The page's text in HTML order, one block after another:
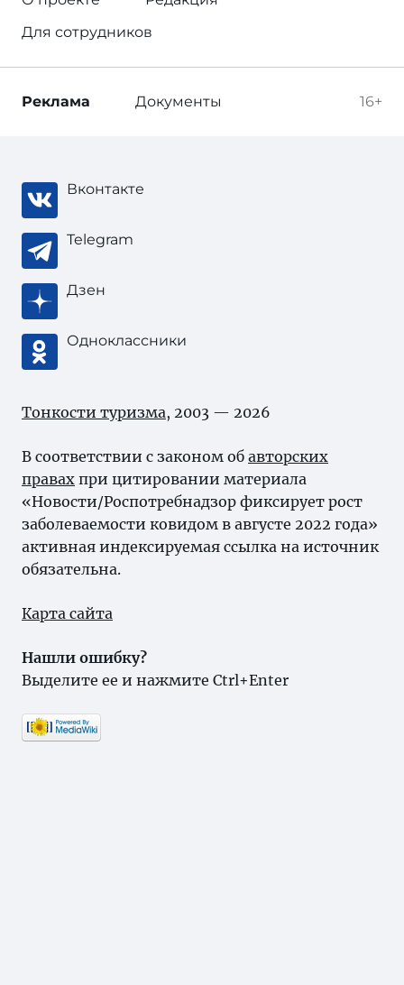
Для сотрудников
16+
Реклама Документы
Вконтакте
Telegram
Дзен
Одноклассники
Тонкости туризма, 2003 — 2026
В соответствии с законом об авторских
правах при цитировании материала
«Новости/Роспотребнадзор фиксирует рост
заболеваемости ковидом в августе 2022 года»
активная индексируемая ссылка на источник
обязательна.
Карта сайта
Нашли ошибку?
Выделите ее и нажмите Ctrl+Enter